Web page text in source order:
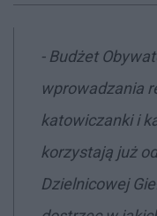
- Budżet
wprowadzania
katowiczanki i
korzystają już
Dzielnicowej